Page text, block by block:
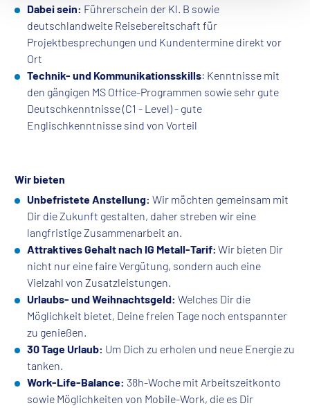
Dabei sein: Führerschein der Kl. B sowie
deutschlandweite Reisebereitschaft für
Projektbesprechungen und Kundentermine direkt vor
Ort
Technik- und Kommunikationsskills: Kenntnisse mit
den gängigen MS Office-Programmen sowie sehr gute
Deutschkenntnisse (C1 - Level) - gute
Englischkenntnisse sind von Vorteil
Wir bieten
Unbefristete Anstellung: Wir möchten gemeinsam mit
Dir die Zukunft gestalten, daher streben wir eine
langfristige Zusammenarbeit an.
Attraktives Gehalt nach IG Metall-Tarif: Wir bieten Dir
nicht nur eine faire Vergütung, sondern auch eine
Vielzahl von Zusatzleistungen.
Urlaubs- und Weihnachtsgeld: Welches Dir die
Möglichkeit bietet, Deine freien Tage noch entspannter
zu genießen.
30 Tage Urlaub: Um Dich zu erholen und neue Energie zu
tanken.
Work-Life-Balance: 38h-Woche mit Arbeitszeitkonto
sowie Möglichkeiten von Mobile-Work, die es Dir